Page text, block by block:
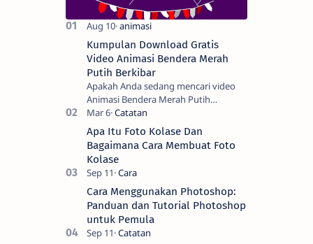
Kumpulan Download Gratis
Video Animasi Bendera Merah
Putih Berkibar
Apakah Anda sedang mencari video
Animasi Bendera Merah Putih
Berkibar? Nah, berikut ini adalah
kumpulan video animasi bendera
Negara Kesatuan Republi…
Apa Itu Foto Kolase Dan
Bagaimana Cara Membuat Foto
Kolase
Cara Menggunakan Photoshop:
Panduan dan Tutorial Photoshop
untuk Pemula